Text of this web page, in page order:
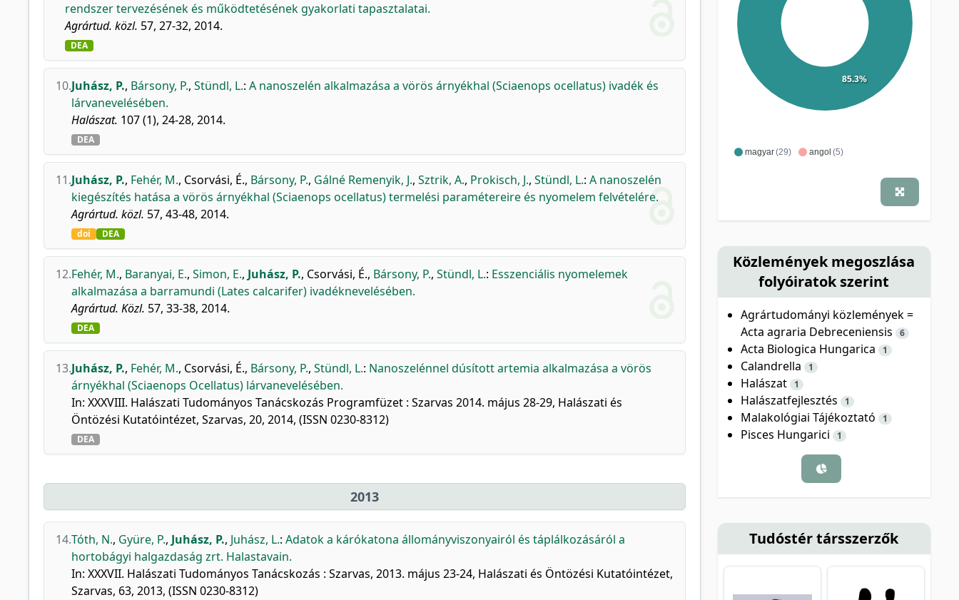
rendszer tervezésének és működtetésének gyakorlati tapasztalatai.
Agrártud. közl. 57, 27-32, 2014.
DEA
10.Juhász, P., Bársony, P., Stündl, L.: A nanoszelén alkalmazása a vörös árnyékhal (Sciaenops ocellatus) ivadék és
lárvanevelésében.
Halászat. 107 (1), 24-28, 2014.
DEA
11.Juhász, P., Fehér, M., Csorvási, É., Bársony, P., Gálné Remenyik, J., Sztrik, A., Prokisch, J., Stündl, L.: A nanoszelén
kiegészítés hatása a vörös árnyékhal (Sciaenops ocellatus) termelési paramétereire és nyomelem felvételére.
Agrártud. közl. 57, 43-48, 2014.
doi DEA
12.Fehér, M., Baranyai, E., Simon, E., Juhász, P., Csorvási, É., Bársony, P., Stündl, L.: Esszenciális nyomelemek
alkalmazása a barramundi (Lates calcarifer) ivadéknevelésében.
Agrártud. Közl. 57, 33-38, 2014.
DEA
13.Juhász, P., Fehér, M., Csorvási, É., Bársony, P., Stündl, L.: Nanoszelénnel dúsított artemia alkalmazása a vörös
árnyékhal (Sciaenops Ocellatus) lárvanevelésében.
In: XXXVIII. Halászati Tudományos Tanácskozás Programfüzet : Szarvas 2014. május 28-29, Halászati és
Öntözési Kutatóintézet, Szarvas, 20, 2014, (ISSN 0230-8312)
DEA
2013
14.Tóth, N., Gyüre, P., Juhász, P., Juhász, L.: Adatok a kárókatona állományviszonyairól és táplálkozásáról a
hortobágyi halgazdaság zrt. Halastavain.
In: XXXVII. Halászati Tudományos Tanácskozás : Szarvas, 2013. május 23-24, Halászati és Öntözési Kutatóintézet,
Szarvas, 63, 2013, (ISSN 0230-8312)
magyar(29) angol (5)
85.3%
Közlemények megoszlása
folyóiratok szerint
Agrártudományi közlemények =
Acta agraria Debreceniensis
6
Acta Biologica Hungarica 1
Calandrella 1
Halászat 1
Halászatfejlesztés 1
Malakológiai Tájékoztató 1
Pisces Hungarici 1
Tudóstér társszerzők